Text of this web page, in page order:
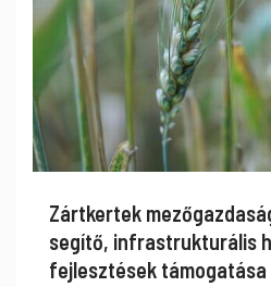
Zártkertek
segítő, infrastrukturális
fejlesztések támogatása